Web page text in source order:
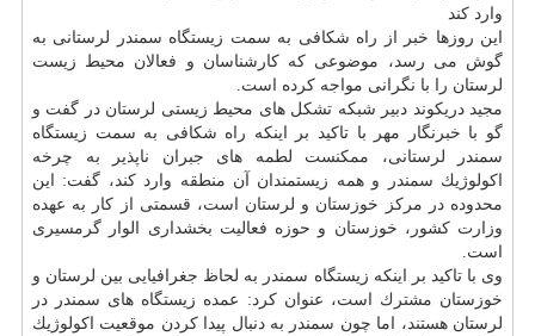
وارد كند
این روزها خبر از راه شكافی به سمت زیستگاه سمندر لرستانی به
گوش می رسد، موضوعی كه كارشناسان و فعالان محیط زیست
لرستان را با نگرانی مواجه كرده است.
مجید دریكوند دبیر شبكه تشكل های محیط زیستی لرستان در گفت و
گو با خبرنگار مهر با تاكید بر اینكه راه شكافی به سمت زیستگاه
سمندر لرستانی، ممكنست لطمه های جبران ناپذیر به چرخه
اكولوژیك سمندر و همه زیستمندان آن منطقه وارد كند، گفت: این
محدوده در مركز خوزستان و لرستان است، قسمتی از كار به عهده
وزارت كشور، خوزستان و حوزه فعالیت بخشداری الوار گرمسیری
است.
وی با تاكید بر اینكه زیستگاه سمندر به لحاظ جغرافیایی بین لرستان و
خوزستان مشترك است، عنوان كرد: عمده زیستگاه های سمندر در
لرستان هستند، اما چون سمندر به دنبال پیدا كردن موقعیت اكولوژیك